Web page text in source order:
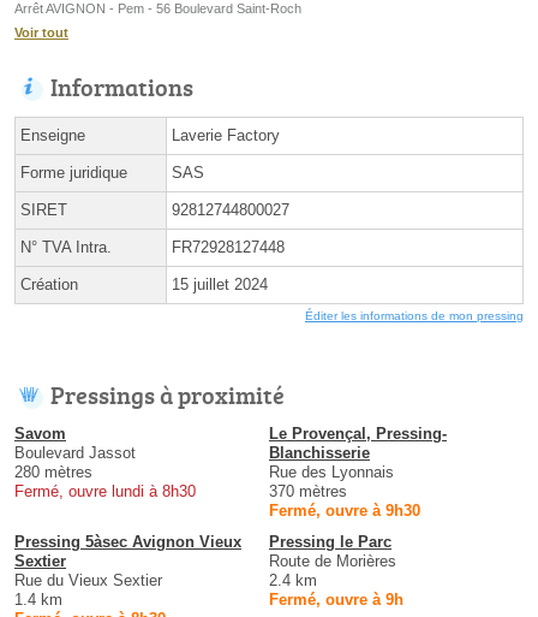
Arrêt AVIGNON - Pem - 56 Boulevard Saint-Roch
Voir tout
Informations
Enseigne Laverie Factory
Forme juridique SAS
SIRET 92812744800027
N° TVA Intra. FR72928127448
Création 15 juillet 2024
Éditer les informations de mon pressing
Pressings à proximité
Savom
Boulevard Jassot
280 mètres
Fermé, ouvre lundi à 8h30
Le Provençal, Pressing-
Blanchisserie
Rue des Lyonnais
370 mètres
Fermé, ouvre à 9h30
Pressing 5àsec Avignon Vieux
Sextier
Rue du Vieux Sextier
1.4 km
Pressing le Parc
Route de Morières
2.4 km
Fermé, ouvre à 9h